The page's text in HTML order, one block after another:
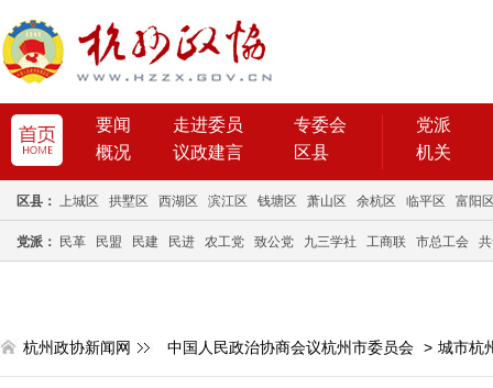
要闻 走进委员
专委会
概况
议政建言 区县
党派
机关
区县： 上城区 拱墅区 西湖区 滨江区 钱塘区 萧山区 余杭区 临平区 富阳
党派： 民革 民盟 民建 民进 农工党 致公党 九三学社 工商联 市总工会
杭州政协新闻网 中国人民政治协商会议杭州市委员会 > 城市杭